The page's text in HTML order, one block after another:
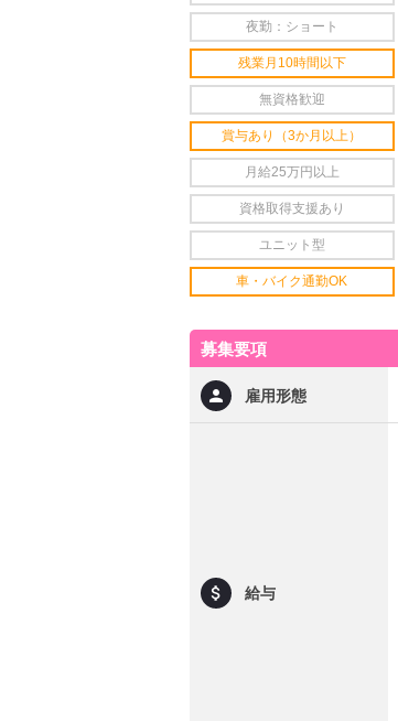
夜勤：ショート
残業月10時間以下
無資格歓迎
賞与あり（3か月以上）
月給25万円以上
資格取得支援あり
ユニット型
車・バイク通勤OK
募集要項
雇用形態
給与